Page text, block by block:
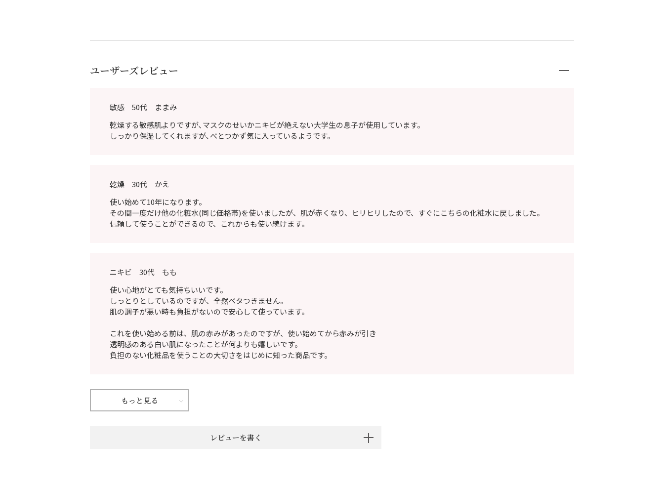
ユーザーズレビュー
敏感 50代 ままみ
乾燥する敏感肌よりですが､マスクのせいかニキビが絶えない大学生の息子が使用しています。
しっかり保湿してくれますが､べとつかず気に入っているようです。
乾燥 30代 かえ
使い始めて10年になります。
その間一度だけ他の化粧水(同じ価格帯)を使いましたが、肌が赤くなり、ヒリヒリしたので、すぐにこちらの化粧水に戻しました。
信頼して使うことができるので、これからも使い続けます。
ニキビ 30代 もも
使い心地がとても気持ちいいです。
しっとりとしているのですが、全然ベタつきません。
肌の調子が悪い時も負担がないので安心して使っています。
これを使い始める前は、肌の赤みがあったのですが、使い始めてから赤みが引き
透明感のある白い肌になったことが何よりも嬉しいです。
負担のない化粧品を使うことの大切さをはじめに知った商品です。
もっと見る
レビューを書く